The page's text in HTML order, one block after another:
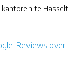
kantoren te Hasselt
Reviews over